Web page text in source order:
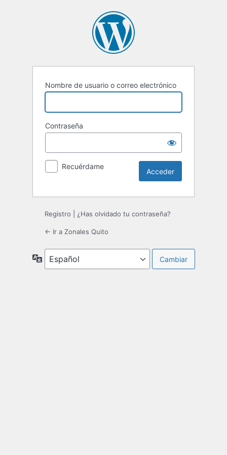
Nombre de usuario o correo electrónico
Contraseña
Recuérdame
Registro ¿Has olvidado tu contraseña?
← Ir a Zonales Quito
Idioma